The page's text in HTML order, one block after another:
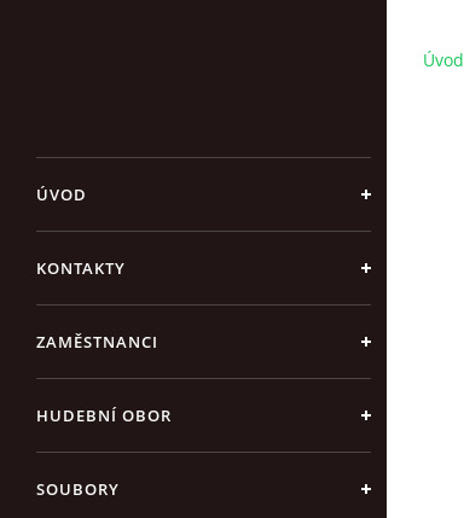
ÚVOD
KONTAKTY
ZAMĚSTNANCI
HUDEBNÍ OBOR
SOUBORY
Úvod